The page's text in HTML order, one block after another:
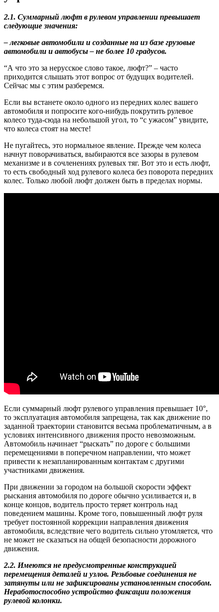
2.1. Суммарный люфт в рулевом управлении превышает
следующие значения:
– легковые автомобили и созданные на из базе грузовые
автомобили и автобусы – не более 10 градусов.
“А что это за нерусское слово такое, люфт?” – часто
приходится слышать этот вопрос от будущих водителей.
Сейчас мы с этим разберемся.
Если вы встанете около одного из передних колес вашего
автомобиля и попросите кого-нибудь покрутить рулевое
колесо туда-сюда на небольшой угол, то “с ужасом” увидите,
что колеса стоят на месте!
Не пугайтесь, это нормальное явление. Прежде чем колеса
начнут поворачиваться, выбираются все зазоры в рулевом
механизме и в сочленениях рулевых тяг. Вот это и есть люфт,
то есть свободный ход рулевого колеса без поворота передних
колес. Только любой люфт должен быть в пределах нормы.
Если суммарный люфт рулевого управления превышает 10°,
то эксплуатация автомобиля запрещена, так как движение по
заданной траектории становится весьма проблематичным, а в
условиях интенсивного движения просто невозможным.
Автомобиль начинает “рыскать” по дороге с большими
перемещениями в поперечном направлении, что может
привести к незапланированным контактам с другими
участниками движения.
При движении за городом на большой скорости эффект
рыскания автомобиля по дороге обычно усиливается и, в
конце концов, водитель просто теряет контроль над
поведением машины. Кроме того, повышенный люфт руля
требует постоянной коррекции направления движения
автомобиля, вследствие чего водитель сильно утомляется, что
не может не сказаться на общей безопасности дорожного
движения.
2.2. Имеются не предусмотренные конструкцией
перемещения деталей и узлов. Резьбовые соединения не
затянуты или не зафиксированы установленным способом.
Неработоспособно устройство фиксации положения
рулевой колонки.